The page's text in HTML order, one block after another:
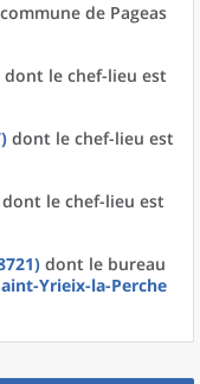
commune de Pageas
dont le chef-lieu est
dont le chef-lieu est
dont le chef-lieu est
dont le bureau
Yrieix-la-Perche